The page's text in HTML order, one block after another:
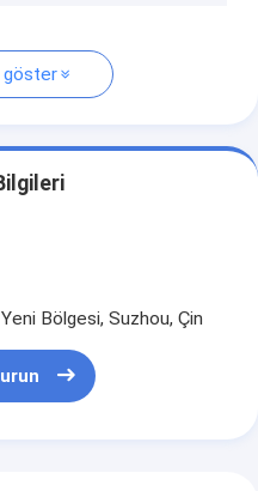
göster
Bölgesi, Suzhou, Çin